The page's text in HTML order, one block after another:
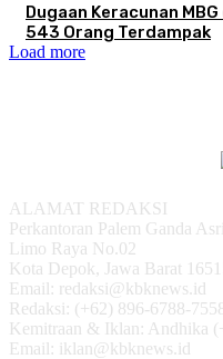
Dugaan Keracunan
543 Orang Terdampak
Load more
ALAMAT REDAKSI
Perkantoran Palem Ganda Asri
Limo Raya No.02
Kota Depok, Jawa Barat
Email: redaksi@kbknews.id
Redaksi: (+62) 896-6788-
Kemitraan & Iklan: Andhika
Email: iklan@kbknews.id